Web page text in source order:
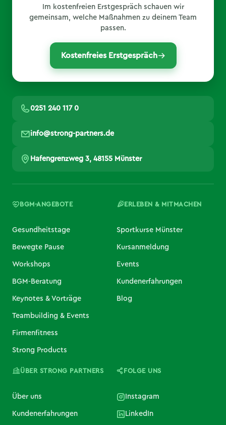
Im kostenfreien Erstgespräch schauen wir
gemeinsam, welche Maßnahmen zu deinem Team
passen.
Kostenfreies Erstgespräch
0251 240 117 0
info@strong-partners.de
Hafengrenzweg 3, 48155 Münster
BGM-ANGEBOTE
Gesundheitstage
Bewegte Pause
Workshops
BGM-Beratung
Keynotes & Vorträge
Teambuilding & Events
Firmenfitness
Strong Products
ERLEBEN & MITMACHEN
Sportkurse Münster
Kursanmeldung
Events
Kundenerfahrungen
Blog
ÜBER STRONG PARTNERS
Über uns
Kundenerfahrungen
FOLGE UNS
Instagram
LinkedIn